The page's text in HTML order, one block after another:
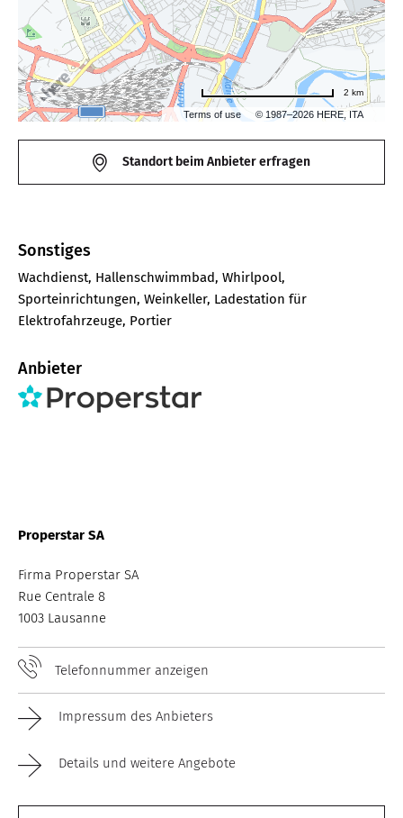
Terms of use © 1987–2026 HERE, ITA
2 km
Standort beim Anbieter erfragen
Sonstiges
Wachdienst, Hallenschwimmbad, Whirlpool,
Sporteinrichtungen, Weinkeller, Ladestation für
Elektrofahrzeuge, Portier
Anbieter
Properstar SA
Firma Properstar SA
Rue Centrale 8
1003 Lausanne
Telefonnummer anzeigen
Impressum des Anbieters
Details und weitere Angebote